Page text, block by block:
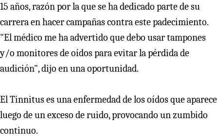
15 años, razón por la que se ha dedicado parte de su
carrera en hacer campañas contra este padecimiento.
"El médico me ha advertido que debo usar tampones
y/o monitores de oídos para evitar la pérdida de
audición", dijo en una oportunidad.
El Tinnitus es una enfermedad de los oídos que aparece
luego de un exceso de ruido, provocando un zumbido
continuo.